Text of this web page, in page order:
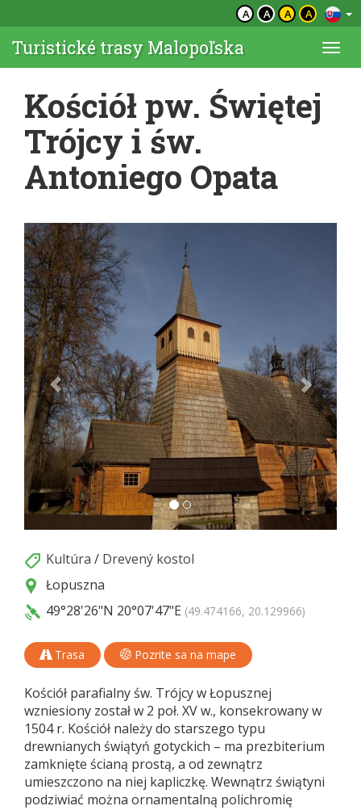
A A A A
Turistické trasy Malopoľska
Kościół pw. Świętej
Trójcy i św.
Antoniego Opata
Kultúra / Drevený kostol
Łopuszna
49°28'26"N 20°07'47"E (49.474166, 20.129966)
Trasa Pozrite sa na mape
Kościół parafialny św. Trójcy w Łopusznej
wzniesiony został w 2 poł. XV w., konsekrowany w
1504 r. Kościół należy do starszego typu
drewnianych świątyń gotyckich – ma prezbiterium
zamknięte ścianą prostą, a od zewnątrz
umieszczono na niej kapliczkę. Wewnątrz świątyni
podziwiać można ornamentalną polichromię